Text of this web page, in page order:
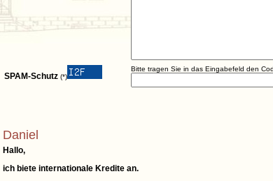
SPAM-Schutz (*)
Bitte tragen Sie in das Eingabefeld den
Daniel
Hallo,
ich biete internationale Kredite an.